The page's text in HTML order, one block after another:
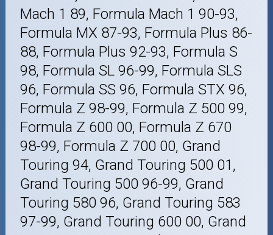
Mach 1 89, Formula Mach 1 90-93,
Formula MX 87-93, Formula Plus 86-
88, Formula Plus 92-93, Formula S
98, Formula SL 96-99, Formula SLS
96, Formula SS 96, Formula STX 96,
Formula Z 98-99, Formula Z 500 99,
Formula Z 600 00, Formula Z 670
98-99, Formula Z 700 00, Grand
Touring 94, Grand Touring 500 01,
Grand Touring 500 96-99, Grand
Touring 580 96, Grand Touring 583
97-99, Grand Touring 600 00, Grand